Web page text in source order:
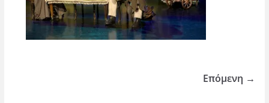
Επόμενη →